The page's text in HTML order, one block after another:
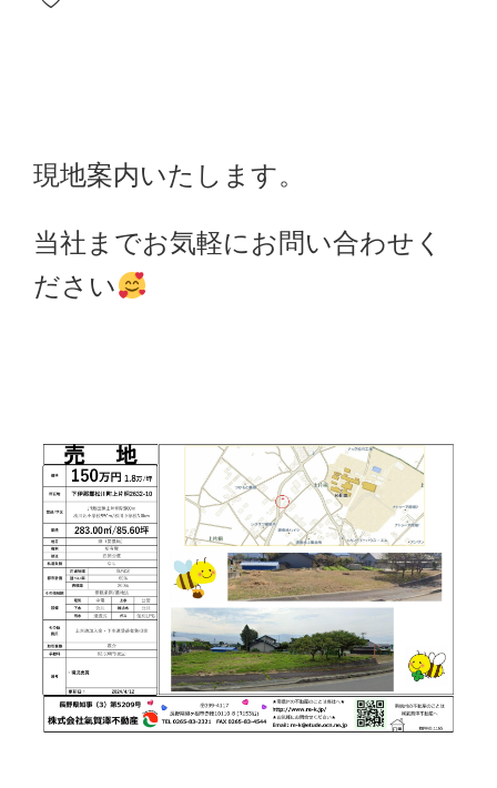
現地案内いたします。
当社までお気軽にお問い合わせく
ださい